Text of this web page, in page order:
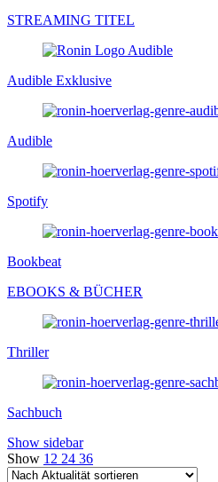
STREAMING TITEL
Audible Exklusive
Audible
Spotify
Bookbeat
EBOOKS & BÜCHER
Thriller
Sachbuch
Show sidebar
Show 12 24 36